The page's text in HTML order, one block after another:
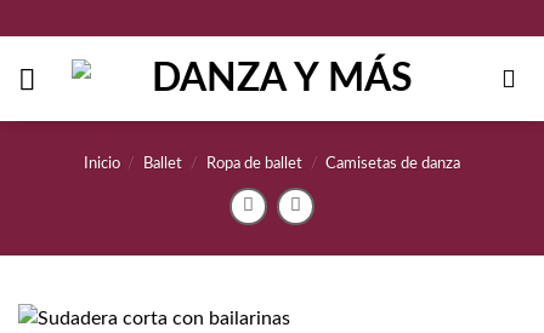
contenido
Inicio / Ballet / Ropa de ballet / Camisetas de danza